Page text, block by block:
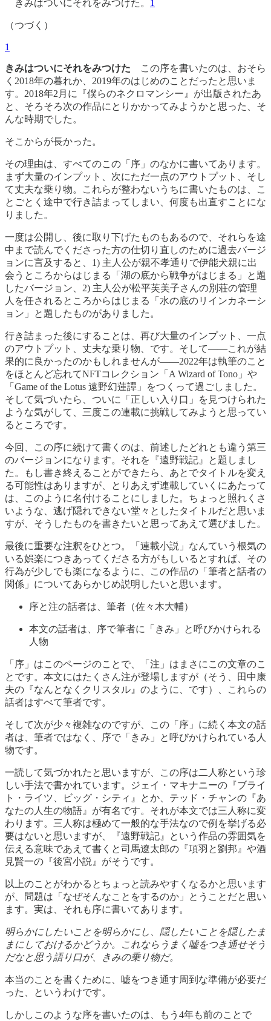
きみはついにそれをみつけた。 1
（つづく）
1
きみはついにそれをみつけた この序を書いたのは、おそら
く2018年の暮れか、2019年のはじめのことだったと思いま
す。2018年2月に『僕らのネクロマンシー』が出版されたあ
と、そろそろ次の作品にとりかかってみようかと思った、そ
んな時期でした。
そこからが長かった。
その理由は、すべてのこの「序」のなかに書いてあります。
まず大量のインプット、次にただ一点のアウトプット、そし
て丈夫な乗り物。これらが整わないうちに書いたものは、こ
とごとく途中で行き詰まってしまい、何度も出直すことにな
りました。
一度は公開し、後に取り下げたものもあるので、それらを途
中まで読んでくださった方の仕切り直しのために過去バージ
ョンに言及すると、1) 主人公が親不孝通りで伊能犬親に出
会うところからはじまる「湖の底から戦争がはじまる」と題
したバージョン、2) 主人公が松平芙美子さんの別荘の管理
人を任されるところからはじまる「水の底のリインカネーシ
ョン」と題したものがありました。
行き詰まった後にすることは、再び大量のインプット、一点
のアウトプット、丈夫な乗り物、です。そして――これが結
果的に良かったのかもしれませんが――2022年は執筆のこと
をほとんど忘れてNFTコレクション「A Wizard of Tono」や
「Game of the Lotus 遠野幻蓮譚」をつくって過ごしました。
そして気づいたら、ついに「正しい入り口」を見つけられた
ような気がして、三度この連載に挑戦してみようと思ってい
るところです。
今回、この序に続けて書くのは、前述したどれとも違う第三
のバージョンになります。それを『遠野戦記』と題しまし
た。もし書き終えることができたら、あとでタイトルを変え
る可能性はありますが、とりあえず連載していくにあたって
は、このように名付けることにしました。ちょっと照れくさ
いような、逃げ隠れできない堂々としたタイトルだと思いま
すが、そうしたものを書きたいと思ってあえて選びました。
最後に重要な注釈をひとつ。「連載小説」なんていう根気の
いる娯楽につきあってくださる方がもしいるとすれば、その
行為が少しでも楽になるように、この作品の「筆者と話者の
関係」についてあらかじめ説明したいと思います。
序と注の話者は、筆者（佐々木大輔）
本文の話者は、序で筆者に「きみ」と呼びかけられる
人物
「序」はこのページのことで、「注」はまさにこの文章のこ
とです。本文にはたくさん注が登場しますが（そう、田中康
夫の『なんとなくクリスタル』のように、です）、これらの
話者はすべて筆者です。
そして次が少々複雑なのですが、この「序」に続く本文の話
者は、筆者ではなく、序で「きみ」と呼びかけられている人
物です。
一読して気づかれたと思いますが、この序は二人称という珍
しい手法で書かれています。ジェイ・マキナニーの『ブライ
ト・ライツ、ビッグ・シティ』とか、テッド・チャンの『あ
なたの人生の物語』が有名です。それが本文では三人称に変
わります。三人称は極めて一般的な手法なので例を挙げる必
要はないと思いますが、『遠野戦記』という作品の雰囲気を
伝える意味であえて書くと司馬遼太郎の『項羽と劉邦』や酒
見賢一の『後宮小説』がそうです。
以上のことがわかるとちょっと読みやすくなるかと思います
が、問題は「なぜそんなことをするのか」とうことだと思い
ます。実は、それも序に書いてあります。
明らかにしたいことを明らかにし、隠したいことを隠したま
まにしておけるかどうか。これならうまく嘘をつき通せそう
だなと思う語り口が、きみの乗り物だ。
本当のことを書くために、嘘をつき通す周到な準備が必要だ
った、というわけです。
しかしこのような序を書いたのは、もう4年も前のことで